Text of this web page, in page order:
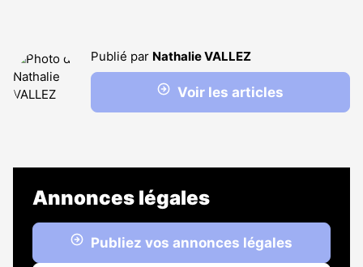
Publié par Nathalie VALLEZ
Voir les articles
Annonces légales
Publiez vos annonces légales